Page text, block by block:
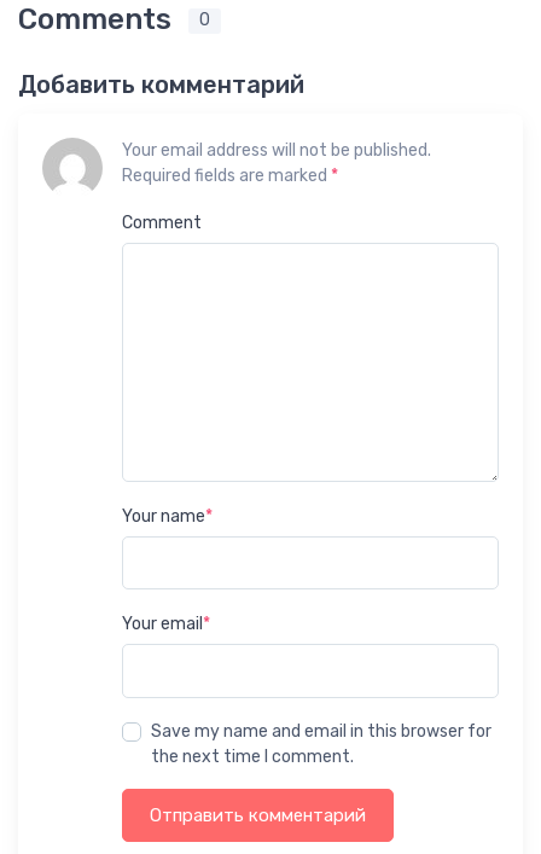
Comments 0
Добавить комментарий
Your email address will not be published.
Required fields are marked *
Comment
Your name*
Your email *
Save my name and email in this browser for
the next time I comment.
Отправить комментарий